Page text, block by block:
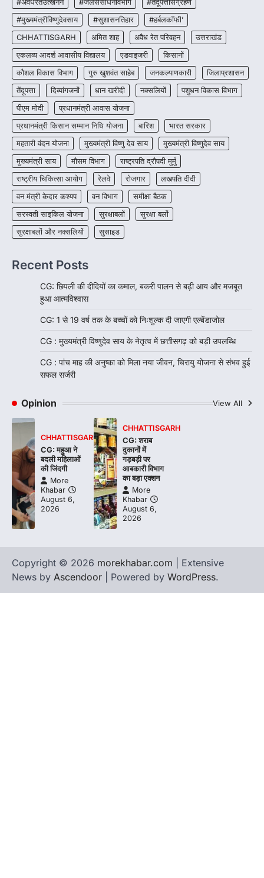
4
CHHATTISGARH
CG : पांच माह की अनुष्का को मिला नया
जीवन, चिरायु योजना से संभव हुई सफल सर्जरी
More Khabar August 7, 2026
रायपुर। राष्ट्रीय बाल स्वास्थ्य कार्यक्रम (चिरायु) के तहत
जशपुर जिले की 5 माह की मासूम…
#मुख्यमंत्रीविष्णुदेवसाय
#सुशासनतिहार
#हर्बलकॉफी’
CHHATTISGARH
अमित शाह अवैध रेत परिवहन
उत्तराखंड
एकलव्य आदर्श आवासीय विद्यालय
एडवाइजरी
किसानों
कौशल विकास विभाग
गुरु खुशवंत साहेब जनकल्याणकारी
जिलाप्रशासन
तेंदूपत्ता
दिव्यांगजनों धान खरीदी नक्सलियों
पशुधन विकास विभाग
पीएम मोदी
प्रधानमंत्री आवास योजना
प्रधानमंत्री किसान सम्मान निधि योजना
बारिश
भारत सरकार
महतारी वंदन योजना
मुख्यमंत्री विष्णु देव साय
मुख्यमंत्री विष्णुदेव साय
मुख्यमंत्री साय
मौसम विभाग
राष्ट्रपति द्रौपदी मुर्मु
राष्ट्रीय चिकित्सा आयोग
रेलवे रोजगार
लखपति दीदी
वन मंत्री केदार कश्यप
वन विभाग
समीक्षा बैठक
सरस्वती साइकिल योजना
सुरक्षाबलों
सुरक्षा बलों
सुरक्षाबलों और नक्सलियों
सुसाइड
Recent Posts
CG: छिपली की दीदियों का कमाल, बकरी पालन से बढ़ी आय और मजबूत
हुआ आत्मविश्वास
CG: 1 से 19 वर्ष तक के बच्चों को निःशुल्क दी जाएगी एल्बेंडाजोल
CG : मुख्यमंत्री विष्णुदेव साय के नेतृत्व में छत्तीसगढ़ को बड़ी उपलब्धि
CG : पांच माह की अनुष्का को मिला नया जीवन, चिरायु योजना से संभव हुई
सफल सर्जरी
Opinion View All
CHHATTISGARH
CG: महुआ ने
बदली महिलाओं
की जिंदगी
More
Khabar
August 6,
2026
CHHATTISGARH
CG: शराब
दुकानों में
गड़बड़ी पर
आबकारी विभाग
का बड़ा एक्शन
More
Khabar
August 6,
2026
Copyright © 2026 morekhabar.com | Extensive
News by Ascendoor | Powered by WordPress.